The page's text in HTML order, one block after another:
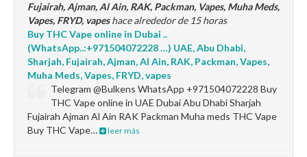
Fujairah, Ajman, Al Ain, RAK, Packman, Vapes, Muha Meds,
Vapes, FRYD, vapeshace alrededor de 15 horas
Buy THC Vape online in Dubai ..
(WhatsApp..:+971504072228 …) UAE, Abu Dhabi,
Sharjah, Fujairah, Ajman, Al Ain, RAK, Packman, Vapes,
Muha Meds, Vapes, FRYD, vapes
Telegram @Bulkens WhatsApp +971504072228 Buy
THC Vape online in UAE Dubai Abu Dhabi Sharjah
Fujairah Ajman Al Ain RAK Packman Muha meds THC Vape
Buy THC Vape…
leer más